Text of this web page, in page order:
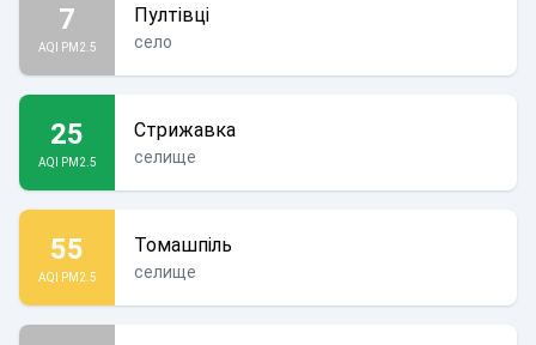
7
AQI PM2.5
Пултівці
село
25
AQI PM2.5
Стрижавка
селище
55
AQI PM2.5
Томашпіль
селище